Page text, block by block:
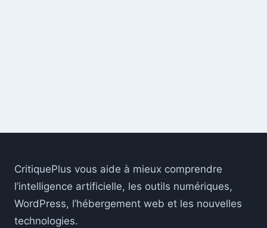
CritiquePlus vous aide à mieux comprendre
l’intelligence artificielle, les outils numériques,
WordPress, l’hébergement web et les nouvelles
technologies.